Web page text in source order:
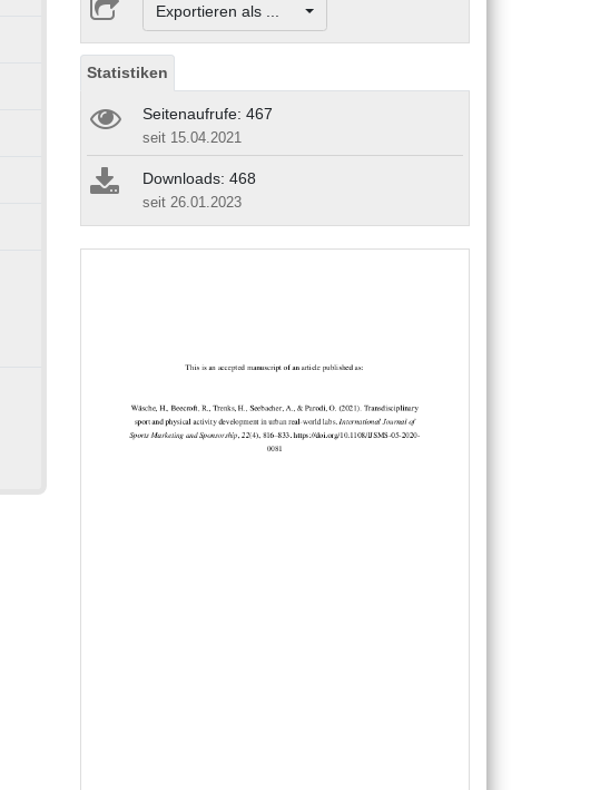
Exportieren als ...
Statistiken
Seitenaufrufe: 467
seit 15.04.2021
Downloads: 468
seit 26.01.2023